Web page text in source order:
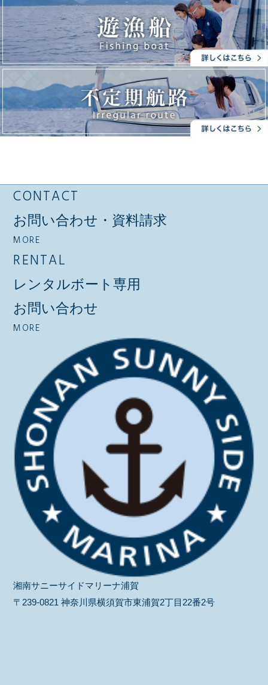
CONTACT
お問い合わせ・資料請求
MORE
RENTAL
レンタルボート専用
お問い合わせ
MORE
湘南サニーサイドマリーナ浦賀
〒239-0821 神奈川県横須賀市東浦賀2丁目22番2号